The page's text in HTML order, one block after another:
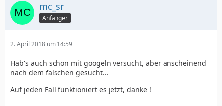
mc_sr
Anfänger
2. April 2018 um 14:59
Hab's auch schon mit googeln versucht, aber anscheinend
nach dem falschen gesucht...
Auf jeden Fall funktioniert es jetzt, danke !